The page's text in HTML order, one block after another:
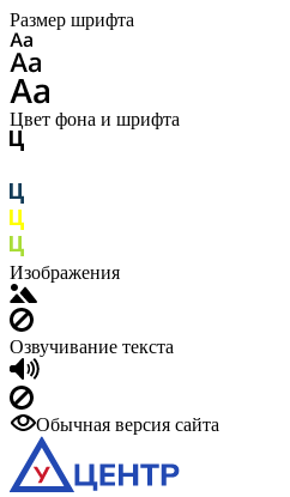
Размер шрифта
Цвет фона и шрифта
Изображения
Озвучивание текста
Обычная версия сайта